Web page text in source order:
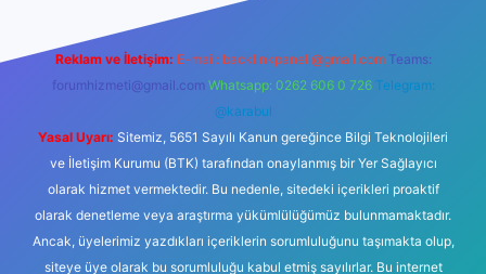
Reklam ve İletişim: E-mail: backlinkpaneli@gmail.com Teams:
forumhizmeti@gmail.com Whatsapp: 0262 606 0 726 Telegram:
@karabul
Yasal Uyarı: Sitemiz, 5651 Sayılı Kanun gereğince Bilgi Teknolojileri
ve İletişim Kurumu (BTK) tarafından onaylanmış bir Yer Sağlayıcı
olarak hizmet vermektedir. Bu nedenle, sitedeki içerikleri proaktif
olarak denetleme veya araştırma yükümlülüğümüz bulunmamaktadır.
Ancak, üyelerimiz yazdıkları içeriklerin sorumluluğunu taşımakta olup,
siteye üye olarak bu sorumluluğu kabul etmiş sayılırlar. Bu internet